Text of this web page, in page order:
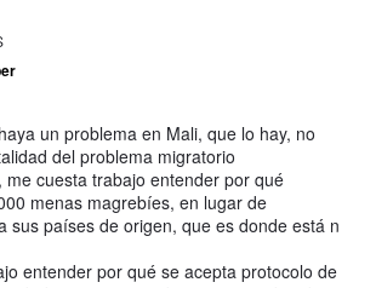
un problema en Mali, que lo hay, no
del problema migratorio
me cuesta trabajo entender por qué
menas magrebíes, en lugar de
sus países de origen, que es donde está n
entender por qué se acepta protocolo de